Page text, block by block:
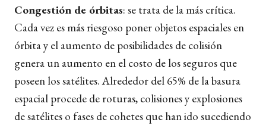
Congestión de órbitas: se trata de la más crítica.
Cada vez es más riesgoso poner objetos espaciales en
órbita y el aumento de posibilidades de colisión
genera un aumento en el costo de los seguros que
poseen los satélites. Alrededor del 65% de la basura
espacial procede de roturas, colisiones y explosiones
de satélites o fases de cohetes que han ido sucediendo